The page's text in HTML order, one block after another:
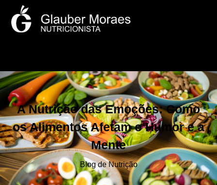
A Nutrição das Emoções: Como
os Alimentos Afetam o Humor e a
Mente
Blog de Nutrição